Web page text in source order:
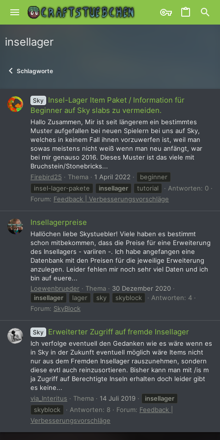
insellager
Schlagworte
Sky
Insel-Lager Item Paket / Information für
Beginner auf Sky slabs zu vermeiden.
Hallo Zusammen, Mir ist seit längerem ein bestimmtes
Muster aufgefallen bei neuen Spielern bei uns auf Sky,
welches in keinem Fall ihnen vorzuwerfen ist, weil man
sowas meistens nicht weiß wenn man neu anfängt, war
bei mir genauso 2016. Dieses Muster ist das viele mit
Bruchstein/Stonebricks...
Firebird25
Thema 1 April 2022
beginner
insel-lager-pakete
insellager tutorial
Antworten: 0
Forum: Feedback | Verbesserungsvorschläge
Insellagerpreise
Hallöchen liebe Skystuebler! Viele haben es bestimmt
schon mitbekommen, dass die Preise für eine Erweiterung
des Insellagers - variiren -. Ich habe angefangen eine
Datenbank mit den Preisen für die jeweilige Erweiterung
anzulegen. Leider fehlen mir noch sehr viel Daten und ich
bin auf euere...
Loewenbrueder
Thema
30 Dezember 2020
insellager
lager sky skyblock
Antworten: 4
Forum: SkyBlock
Sky Erweiterter Zugriff auf fremde Insellager
Ich verfolge eventuell den Gedanken wie es wäre wenn es
in Sky in der Zukunft eventuell möglich wäre Items nicht
nur aus dem Fremden Insellager rauszunehmen, sondern
diese evtl auch reinzusortieren. Bisher kann man mit /is m
ja Zugriff auf Berechtigte Inseln erhalten doch leider gibt
es keine...
via_Interitus
Thema 14 Juli 2019
insellager
skyblock
Antworten: 8 Forum: Feedback |
Verbesserungsvorschläge